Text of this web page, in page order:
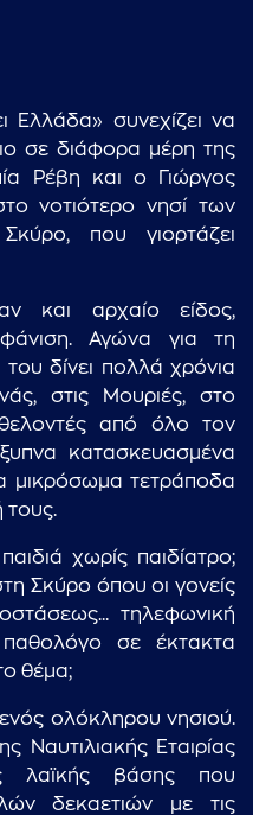
συνεχίζει να
σε διάφορα μέρη της
Ρέβη και ο Γιώργος
νοτιότερο νησί των
που γιορτάζει
και αρχαίο είδος,
Αγώνα για τη
δίνει πολλά χρόνια
στις Μουριές, στο
από όλο τον
κατασκευασμένα
μικρόσωμα τετράποδα
τους.
χωρίς παιδίατρο;
Σκύρο όπου οι γονείς
τηλεφωνική
σε έκτακτα
θέμα;
ολόκληρου νησιού.
Ναυτιλιακής Εταιρίας
λαϊκής βάσης που
δεκαετιών με τις